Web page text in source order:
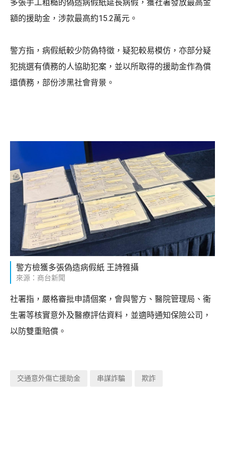
多張手工粗糙的偽造病假紙延長病假，獲社署發放最高金
額的援助金，涉款最高約15.2萬元。
警方指，病假紙較少防偽特徵，疑犯較易模仿，亦部分疑
犯挑選有債務的人協助犯案，並以所取得的援助金作為償
還債務，部份涉黑社會背景。
警方檢獲多張偽造病假紙 王詩雅攝
來源：商台新聞
社署指，嚴格審批申請個案，會與警方、醫院管理局、衞
生署等核實意外及醫療評估資料，並適時通知保險公司，
以防雙重賠償。
交通意外傷亡援助金 串謀詐騙 欺詐